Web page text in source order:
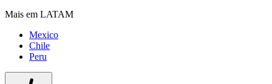
Mais em LATAM
Mexico
Chile
Peru